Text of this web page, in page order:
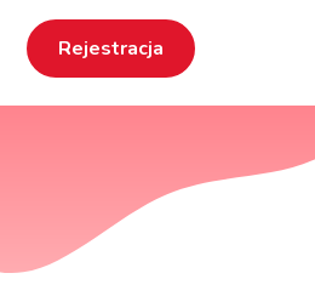
Rejestracja